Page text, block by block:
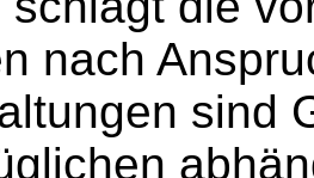
nach
sind